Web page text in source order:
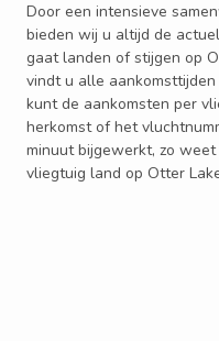
Door een intensieve
bieden wij u altijd de
gaat landen of stijgen op
vindt u alle
kunt de aankomsten per
herkomst of het
minuut bijgewerkt, zo
vliegtuig land op Otter